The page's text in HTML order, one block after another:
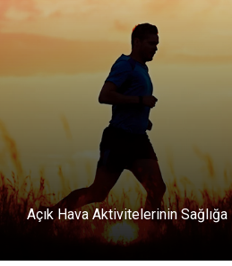
Açık Hava Aktivitelerinin Sağlığa